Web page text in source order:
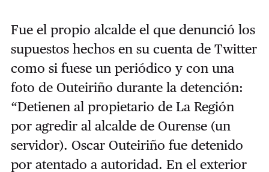
Fue el propio alcalde el que denunció los
supuestos hechos en su cuenta de Twitter
como si fuese un periódico y con una
foto de Outeiriño durante la detención:
“Detienen al propietario de La Región
por agredir al alcalde de Ourense (un
servidor). Oscar Outeiriño fue detenido
por atentado a autoridad. En el exterior